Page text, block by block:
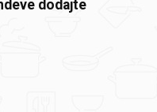
dodajte